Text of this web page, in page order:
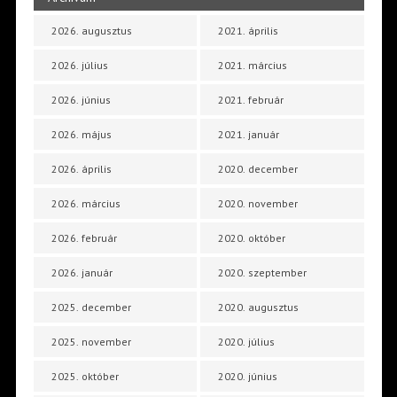
2026. augusztus
2026. július
2026. június
2026. május
2026. április
2026. március
2026. február
2026. január
2025. december
2025. november
2025. október
2021. április
2021. március
2021. február
2021. január
2020. december
2020. november
2020. október
2020. szeptember
2020. augusztus
2020. július
2020. június